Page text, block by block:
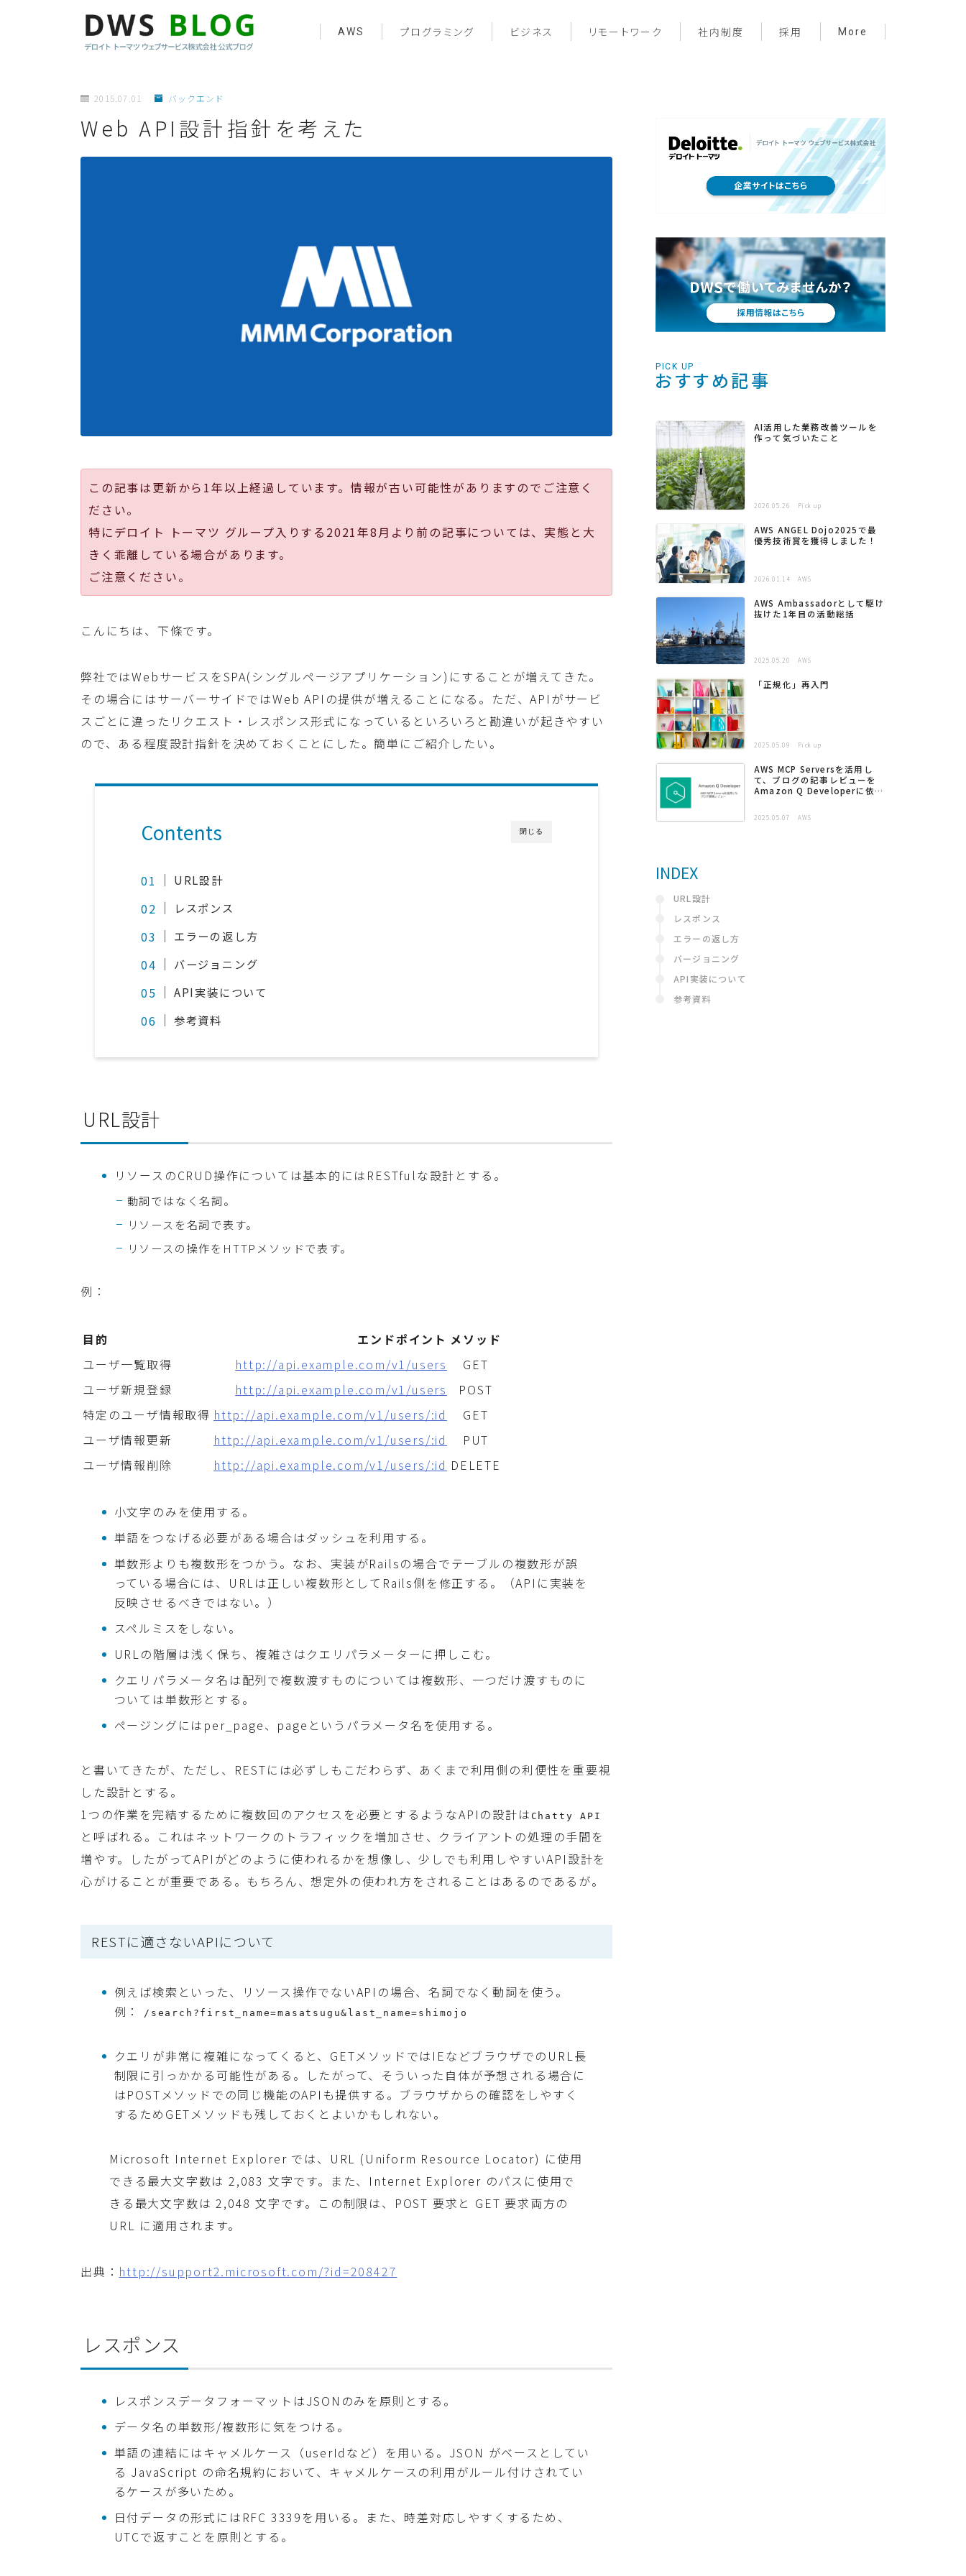
AWS プログラミング ビジネス リモートワーク 社内制度 採用 More
サーバーレス
プライベート
メンバー紹介
2015.07.01 バックエンド
Web API設計指針を考えた
この記事は更新から1年以上経過しています。情報が古い可能性がありますのでご注意く
ださい。
特にデロイト トーマツ グループ入りする2021年8月より前の記事については、実態と大
きく乖離している場合があります。
ご注意ください。
こんにちは、下條です。
弊社ではWebサービスをSPA(シングルページアプリケーション)にすることが増えてきた。
その場合にはサーバーサイドではWeb APIの提供が増えることになる。ただ、APIがサービ
スごとに違ったリクエスト・レスポンス形式になっているといろいろと勘違いが起きやすい
ので、ある程度設計指針を決めておくことにした。簡単にご紹介したい。
閉じる
Contents
URL設計
レスポンス
エラーの返し方
バージョニング
API実装について
参考資料
URL設計
リソースのCRUD操作については基本的にはRESTfulな設計とする。
動詞ではなく名詞。
リソースを名詞で表す。
リソースの操作をHTTPメソッドで表す。
例：
目的 エンドポイント メソッド
ユーザ一覧取得
http://api.example.com/v1/users
GET
ユーザ新規登録
http://api.example.com/v1/users
POST
特定のユーザ情報取得 http://api.example.com/v1/users/:id
GET
ユーザ情報更新
http://api.example.com/v1/users/:id
PUT
ユーザ情報削除
http://api.example.com/v1/users/:id DELETE
小文字のみを使用する。
単語をつなげる必要がある場合はダッシュを利用する。
単数形よりも複数形をつかう。なお、実装がRailsの場合でテーブルの複数形が誤
っている場合には、URLは正しい複数形としてRails側を修正する。（APIに実装を
反映させるべきではない。）
スペルミスをしない。
URLの階層は浅く保ち、複雑さはクエリパラメーターに押しこむ。
クエリパラメータ名は配列で複数渡すものについては複数形、一つだけ渡すものに
ついては単数形とする。
ページングにはper_page、pageというパラメータ名を使用する。
と書いてきたが、ただし、RESTには必ずしもこだわらず、あくまで利用側の利便性を重要視
した設計とする。
1つの作業を完結するために複数回のアクセスを必要とするようなAPIの設計は Chatty API
と呼ばれる。これはネットワークのトラフィックを増加させ、クライアントの処理の手間を
増やす。したがってAPIがどのように使われるかを想像し、少しでも利用しやすいAPI設計を
心がけることが重要である。もちろん、想定外の使われ方をされることはあるのであるが。
RESTに適さないAPIについて
例えば検索といった、リソース操作でないAPIの場合、名詞でなく動詞を使う。
例：
/search?first_name=masatsugu&last_name=shimojo
クエリが非常に複雑になってくると、GETメソッドではIEなどブラウザでのURL長
制限に引っかかる可能性がある。したがって、そういった自体が予想される場合に
はPOSTメソッドでの同じ機能のAPIも提供する。ブラウザからの確認をしやすく
するためGETメソッドも残しておくとよいかもしれない。
Microsoft Internet Explorer では、URL (Uniform Resource Locator) に使用
できる最大文字数は 2,083 文字です。また、Internet Explorer のパスに使用で
きる最大文字数は 2,048 文字です。この制限は、POST 要求と GET 要求両方の
URL に適用されます。
出典： http://support2.microsoft.com/?id=208427
レスポンス
レスポンスデータフォーマットはJSONのみを原則とする。
データ名の単数形/複数形に気をつける。
単語の連結にはキャメルケース（userIdなど）を用いる。JSON がベースとしてい
る JavaScript の命名規約において、キャメルケースの利用がルール付けされてい
るケースが多いため。
日付データの形式にはRFC 3339を用いる。また、時差対応しやすくするため、
UTCで返すことを原則とする。
PICK UP
おすすめ記事
AI活用した業務改善ツールを
作って気づいたこと
2026.05.26 Pick up
AWS ANGEL Dojo2025で最
優秀技術賞を獲得しました！
2026.01.14 AWS
AWS Ambassadorとして駆け
抜けた1年目の活動総括
2025.05.20 AWS
「正規化」再入門
2025.05.09 Pick up
AWS MCP Serversを活用し
て、ブログの記事レビューを
Amazon Q Developerに依頼
2025.05.07 AWS
INDEX
URL設計
レスポンス
エラーの返し方
バージョニング
API実装について
参考資料